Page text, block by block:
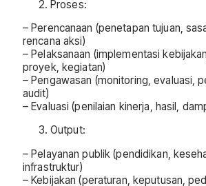
Proses:
– Perencanaan (penetapan tujuan,
rencana aksi)
– Pelaksanaan (implementasi
proyek, kegiatan)
– Pengawasan (monitoring, evaluasi,
audit)
– Evaluasi (penilaian kinerja, hasil,
Output:
– Pelayanan publik (pendidikan,
infrastruktur)
– Kebijakan (peraturan, keputusan,